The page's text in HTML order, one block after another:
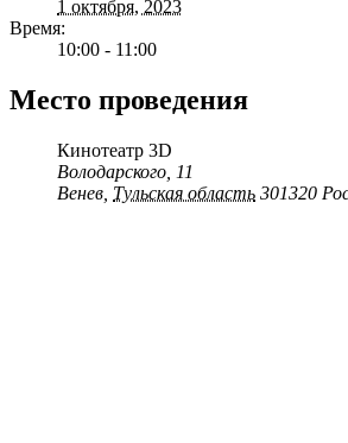
1 октября, 2023
Время:
10:00 - 11:00
Место проведения
Кинотеатр 3D
Володарского, 11
Венев Тульская область 301320